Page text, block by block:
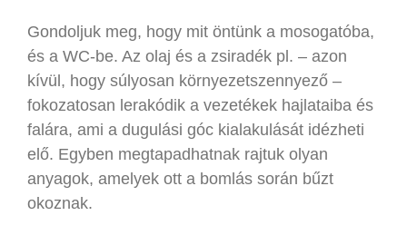
Gondoljuk meg, hogy mit öntünk a mosogatóba,
és a WC-be. Az olaj és a zsiradék pl. – azon
kívül, hogy súlyosan környezetszennyező –
fokozatosan lerakódik a vezetékek hajlataiba és
falára, ami a dugulási góc kialakulását idézheti
elő. Egyben megtapadhatnak rajtuk olyan
anyagok, amelyek ott a bomlás során bűzt
okoznak.